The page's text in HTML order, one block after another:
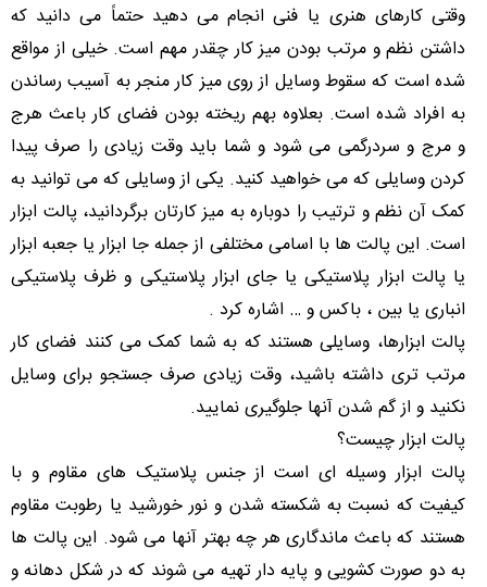
وقتی کارهای هنری یا فنی انجام می دهید حتماً می دانید که
داشتن نظم و مرتب بودن میز کار چقدر مهم است. خیلی از مواقع
شده است که سقوط وسایل از روی میز کار منجر به آسیب رساندن
به افراد شده است. بعلاوه بهم ریخته بودن فضای کار باعث هرج
و مرج و سردرگمی می شود و شما باید وقت زیادی را صرف پیدا
کردن وسایلی که می خواهید کنید. یکی از وسایلی که می توانید به
کمک آن نظم و ترتیب را دوباره به میز کارتان برگردانید، پالت ابزار
است. این پالت ها با اسامی مختلفی از جمله جا ابزار یا جعبه ابزار
یا پالت ابزار پلاستیکی یا جای ابزار پلاستیکی و ظرف پلاستیکی
انباری یا بین ، باکس و … اشاره کرد .
پالت ابزارها، وسایلی هستند که به شما کمک می کنند فضای کار
مرتب تری داشته باشید، وقت زیادی صرف جستجو برای وسایل
نکنید و از گم شدن آنها جلوگیری نمایید.
پالت ابزار چیست؟
پالت ابزار وسیله ای است از جنس پلاستیک های مقاوم و با
کیفیت که نسبت به شکسته شدن و نور خورشید یا رطوبت مقاوم
هستند که باعث ماندگاری هر چه بهتر آنها می شود. این پالت ها
به دو صورت کشویی و پایه دار تهیه می شوند که در شکل دهانه و